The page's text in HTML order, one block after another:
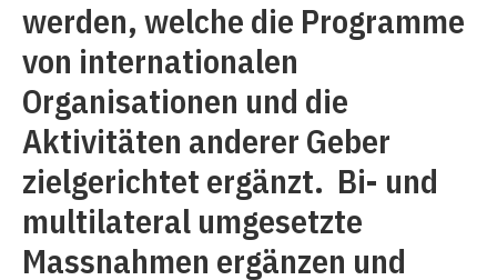
werden, welche die Programme
von internationalen
Organisationen und die
Aktivitäten anderer Geber
zielgerichtet ergänzt. Bi- und
multilateral umgesetzte
Massnahmen ergänzen und